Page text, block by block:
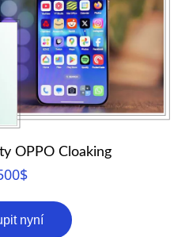
OPPO Cloaking
$
nyní